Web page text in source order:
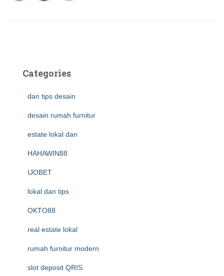
Categories
dan tips desain
desain rumah furnitur
estate lokal dan
HAHAWIN88
IJOBET
lokal dan tips
OKTO88
real estate lokal
rumah furnitur modern
slot deposit QRIS